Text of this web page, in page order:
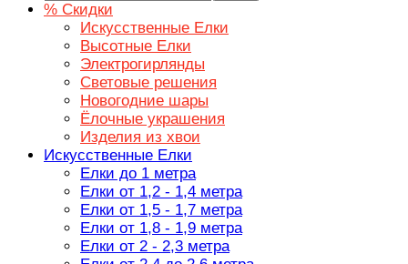
% Скидки
Искусственные Елки
Высотные Елки
Электрогирлянды
Световые решения
Новогодние шары
Ёлочные украшения
Изделия из хвои
Искусственные Елки
Елки до 1 метра
Елки от 1,2 - 1,4 метра
Елки от 1,5 - 1,7 метра
Елки от 1,8 - 1,9 метра
Елки от 2 - 2,3 метра